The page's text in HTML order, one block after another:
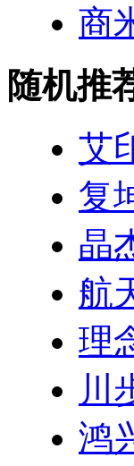
商
随机推
艾
复
晶
航
理
川
鸿